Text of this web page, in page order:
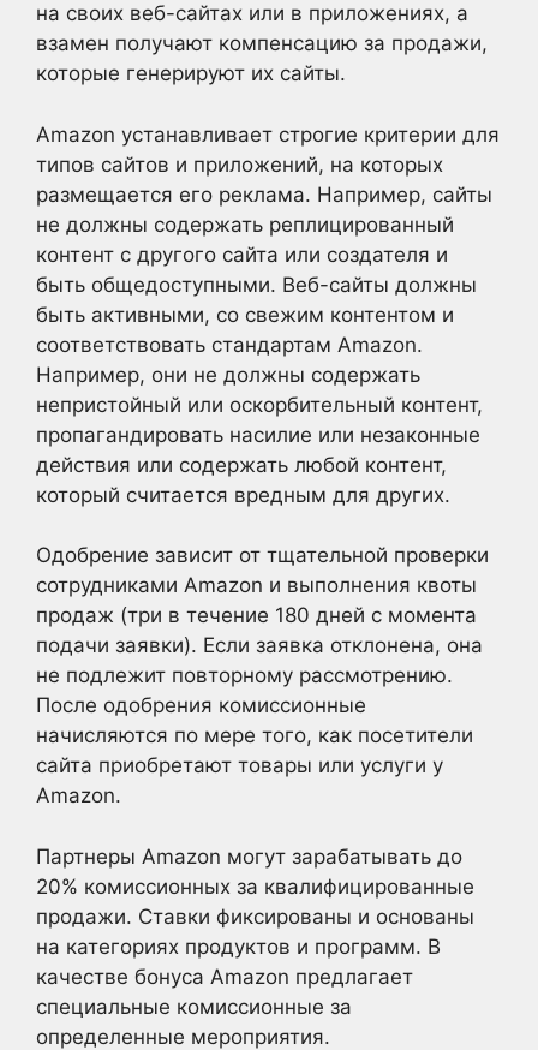
на своих веб-сайтах или в приложениях, а
взамен получают компенсацию за продажи,
которые генерируют их сайты.
Amazon устанавливает строгие критерии для
типов сайтов и приложений, на которых
размещается его реклама. Например, сайты
не должны содержать реплицированный
контент с другого сайта или создателя и
быть общедоступными. Веб-сайты должны
быть активными, со свежим контентом и
соответствовать стандартам Amazon.
Например, они не должны содержать
непристойный или оскорбительный контент,
пропагандировать насилие или незаконные
действия или содержать любой контент,
который считается вредным для других.
Одобрение зависит от тщательной проверки
сотрудниками Amazon и выполнения квоты
продаж (три в течение 180 дней с момента
подачи заявки). Если заявка отклонена, она
не подлежит повторному рассмотрению.
После одобрения комиссионные
начисляются по мере того, как посетители
сайта приобретают товары или услуги у
Amazon.
Партнеры Amazon могут зарабатывать до
20% комиссионных за квалифицированные
продажи. Ставки фиксированы и основаны
на категориях продуктов и программ. В
качестве бонуса Amazon предлагает
специальные комиссионные за
определенные мероприятия.